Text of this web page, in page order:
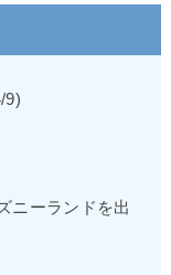
9)
ニーランドを出